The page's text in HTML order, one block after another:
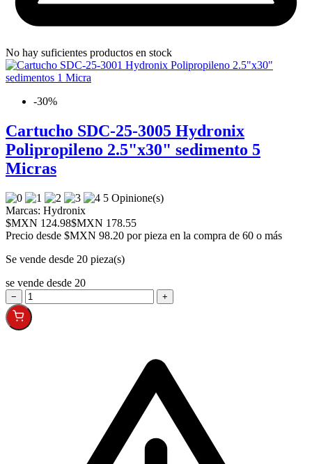
No hay suficientes productos en stock
-30%
Cartucho SDC-25-3005 Hydronix
Polipropileno 2.5"x30" sedimento 5
Micras
5 Opinione(s)
Marcas: Hydronix
$MXN 124.98$MXN 178.55
Precio desde $MXN 98.20 por pieza en la compra de 60 o más
Se vende desde 20 pieza(s)
se vende desde 20
− +